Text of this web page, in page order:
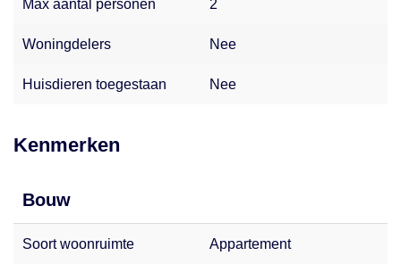
om het geven van betrouwbare en actuele informatie. Zij
foutloos, volledig en actueel is. Daarom kunnen aan de
Max aantal personen 2
Woningdelers Nee
Huisdieren toegestaan Nee
Kenmerken
Bouw
Soort woonruimte Appartement